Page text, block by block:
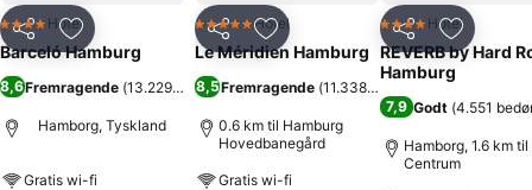
muligvis betales for nogle af disse services på Barcelo Hamburg.
Del Føj til favoritter
4 StjernerHotel
Barceló Hamburg
8,6Fremragende (13.229 bedømmelser)
Hamborg, Tyskland
Gratis wi-fi
Del Føj til favoritter
5 StjernerHotel
Le Méridien Hamburg
8,5Fremragende (11.338 bedømmelser
0.6 km til Hamburg
Hovedbanegård
Gratis wi-fi
Del Føj til
4 StjernerHotel
REVERB by Hard
Hamburg
7,9 Godt (4.551
Hamborg, 1.6 km til
Centrum